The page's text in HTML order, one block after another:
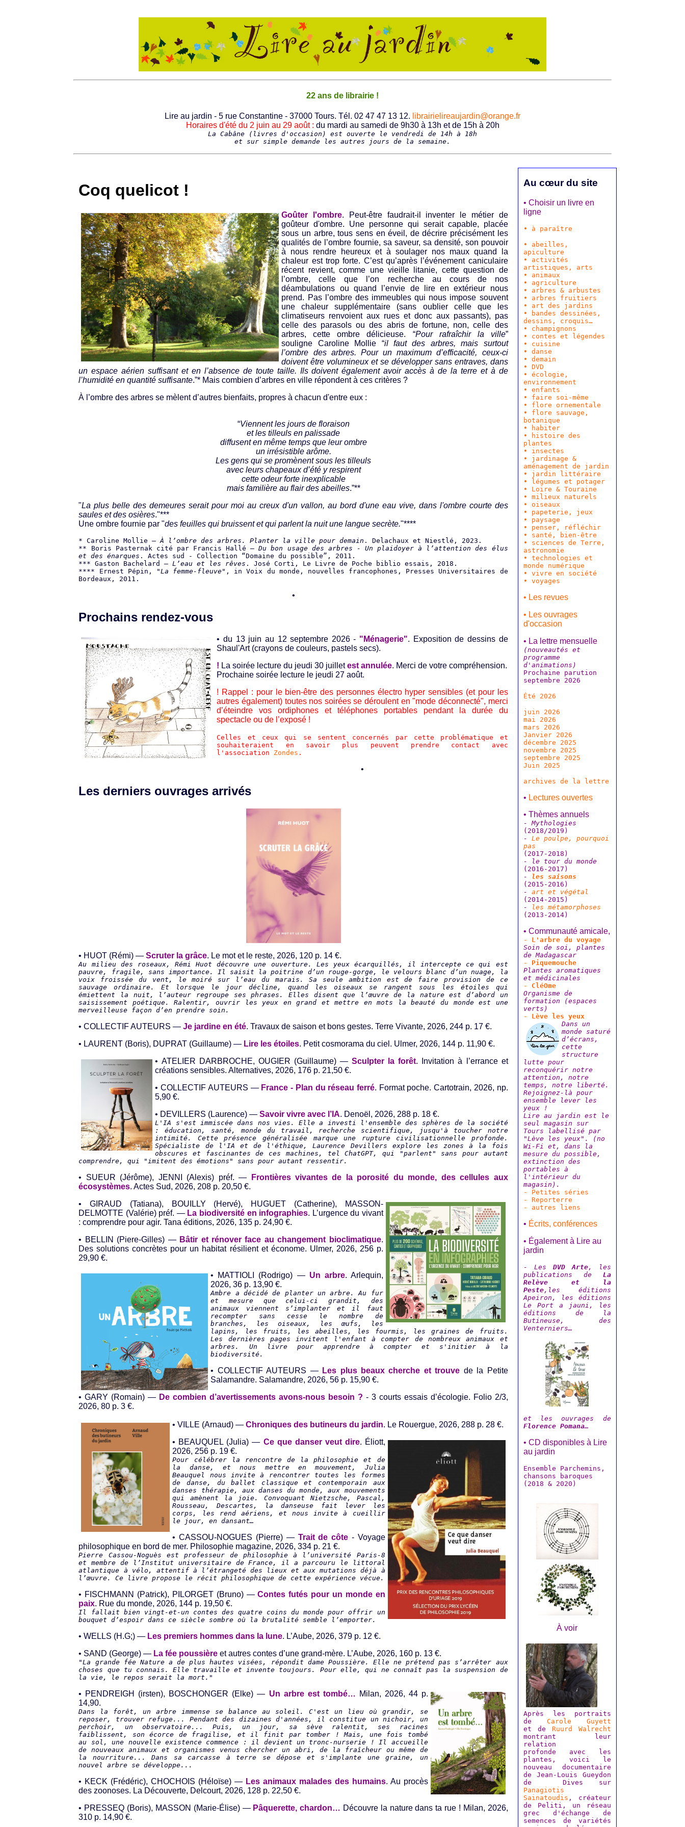
22 ans de librairie !
Lire au jardin - 5 rue Constantine - 37000 Tours. Tél. 02 47 47 13 12. librairielireaujardin@orange.fr
Horaires d'été du 2 juin au 29 août : du mardi au samedi de 9h30 à 13h et de 15h à 20h
La Cabâne (livres d'occasion) est ouverte le vendredi de 14h à 18h
et sur simple demande les autres jours de la semaine.
Au cœur du site
• Choisir un livre en
ligne
• à paraître
• abeilles,
apiculture
• activités
artistiques, arts
• animaux
• agriculture
• arbres & arbustes
• arbres fruitiers
• art des jardins
•
bandes dessinées ,
dessins, croquis…
• champignons
• contes et légendes
• cuisine
• danse
• demain
• DVD
• écologie,
environnement
• enfants
• faire soi-même
• flore ornementale
• flore sauvage,
botanique
•
habiter
•
histoire des
plantes
• insectes
• jardinage &
aménagement de jardin
• jardin littéraire
•
légumes et potager
• Loire & Touraine
• milieux naturels
• oiseaux
• papeterie, jeux
• paysage
• penser, réfléchir
• santé, bien-être
• sciences de Terre,
astronomie
• technologies et
monde numérique
• vivre en société
• voyages
• Les revues
• Les ouvrages
d'occasion
• La lettre mensuelle
(nouveautés et
programme
d'animations)
Prochaine parution
septembre 2026
Été 2026
juin 2026
mai 2026
mars 2026
Janvier 2026
décembre 2025
novembre 2025
septembre 2025
Juin 2025
archives de la lettre
• Lectures ouvertes
• Thèmes annuels
- Mythologies
(2018/2019)
- Le poulpe, pourquoi
pas
(2017-2018)
- le tour du monde
(2016-2017)
- les saisons
(2015-2016)
- art et végétal
(2014-2015)
-
les métamorphoses
(2013-2014)
• Communauté amicale,
- L'arbre du voyage
Soin de soi, plantes
de Madagascar
- Piquemouche
Plantes aromatiques
et médicinales
- CléOme
Organisme de
formation (espaces
verts)
- Lève les yeux
Dans un
monde saturé
d’écrans,
cette
structure
lutte pour
reconquérir notre
attention, notre
temps, notre liberté.
Rejoignez-là pour
ensemble lever les
yeux !
Lire au jardin est le
seul magasin sur
Tours labellisé par
"Lève les yeux". (no
Wi-Fi et, dans la
mesure du possible,
extinction des
portables à
l'intérieur du
magasin).
- Petites séries
- Reporterre
- autres liens
• Écrits, conférences
• Également à Lire au
jardin
- L es DVD Arte, les
publications de La
Relève et la
Peste,les éditions
Apeiron, les éditions
Le Port a jauni, les
éditions de la
Butineuse, des
Venterniers…
et les ouvrages de
Florence Pomana…
• CD disponibles à Lire
au jardin
Ensemble Parchemins,
chansons baroques
(2018 & 2020)
À voir
Après les portraits
de Carole Guyett
et de Ruurd Walrecht
montrant leur
relation
profonde avec les
plantes, voici le
nouveau documentaire
de Jean-Louis Gueydon
de Dives sur
Panagiotis
Sainatoudis , créateur
de Peliti, un réseau
grec d'échange de
semences de variétés
Coq quelicot !
Goûter l'ombre. Peut-être faudrait-il inventer le métier de
goûteur d'ombre. Une personne qui serait capable, placée
sous un arbre, tous sens en éveil, de décrire précisément les
qualités de l’ombre fournie, sa saveur, sa densité, son pouvoir
à nous rendre heureux et à soulager nos maux quand la
chaleur est trop forte. C’est qu’après l’événement caniculaire
récent revient, comme une vieille litanie, cette question de
l’ombre, celle que l’on recherche au cours de nos
déambulations ou quand l’envie de lire en extérieur nous
prend. Pas l’ombre des immeubles qui nous impose souvent
une chaleur supplémentaire (sans oublier celle que les
climatiseurs renvoient aux rues et donc aux passants), pas
celle des parasols ou des abris de fortune, non, celle des
arbres, cette ombre délicieuse. “Pour rafraîchir la ville”
souligne Caroline Mollie “il faut des arbres, mais surtout
l’ombre des arbres. Pour un maximum d’efficacité, ceux-ci
doivent être volumineux et se développer sans entraves, dans
un espace aérien suffisant et en l’absence de toute taille. Ils doivent également avoir accès à de la terre et à de
l’humidité en quantité suffisante.”* Mais combien d’arbres en ville répondent à ces critères ?
À l’ombre des arbres se mèlent d’autres bienfaits, propres à chacun d'entre eux :
“Viennent les jours de floraison
et les tilleuls en palissade
diffusent en même temps que leur ombre
un irrésistible arôme.
Les gens qui se promènent sous les tilleuls
avec leurs chapeaux d’été y respirent
cette odeur forte inexplicable
mais familière au flair des abeilles.”**
"La plus belle des demeures serait pour moi au creux d'un vallon, au bord d'une eau vive, dans l'ombre courte des
saules et des osières."***
Une ombre fournie par "des feuilles qui bruissent et qui parlent la nuit une langue secrète."****
* Caroline Mollie —À l’ombre des arbres. Planter la ville pour demain . Delachaux et Niestlé, 2023.
** Boris Pasternak cité par Francis Hallé —Du bon usage des arbres - Un plaidoyer à l’attention des élus
et des énarques . Actes sud - Collection “Domaine du possible”, 2011.
*** Gaston Bachelard —L’eau et les rêves . José Corti, Le Livre de Poche biblio essais, 2018.
**** Ernest Pépin, "La femme-fleuve", in Voix du monde, nouvelles francophones, Presses Universitaires de
Bordeaux, 2011.
•
Prochains rendez-vous
• du 13 juin au 12 septembre 2026 - "Ménagerie". Exposition de dessins de
Shaul'Art (crayons de couleurs, pastels secs).
! La soirée lecture du jeudi 30 juilletest annulée. Merci de votre compréhension.
Prochaine soirée lecture le jeudi 27 août.
! Rappel : pour le bien-être des personnes électro hyper sensibles (et pour les
autres également) toutes nos soirées se déroulent en "mode déconnecté", merci
d’éteindre vos ordiphones et téléphones portables pendant la durée du
spectacle ou de l’exposé !
Celles et ceux qui se sentent concernés par cette problématique et
souhaiteraient en savoir plus peuvent prendre contact avec
l'association Zondes .
•
Les derniers ouvrages arrivés
• HUOT (Rémi) —Scruter la grâce. Le mot et le reste, 2026, 120 p. 14 €.
Au milieu des roseaux, Rémi Huot découvre une ouverture. Les yeux écarquillés, il intercepte ce qui est
pauvre, fragile, sans importance. Il saisit la poitrine d’un rouge-gorge, le velours blanc d’un nuage, la
voix froissée du vent, le moiré sur l’eau du marais. Sa seule ambition est de faire provision de ce
sauvage ordinaire. Et lorsque le jour décline, quand les oiseaux se rangent sous les étoiles qui
émiettent la nuit, l’auteur regroupe ses phrases. Elles disent que l’œuvre de la nature est d’abord un
saisissement poétique. Ralentir, ouvrir les yeux en grand et mettre en mots la beauté du monde est une
merveilleuse façon d’en prendre soin.
• COLLECTIF AUTEURS —Je jardine en été. Travaux de saison et bons gestes. Terre Vivante, 2026, 244 p. 17 €.
• LAURENT (Boris), DUPRAT (Guillaume) — Lire les étoiles. Petit cosmorama du ciel. Ulmer, 2026, 144 p. 11,90 €.
• ATELIER DARBROCHE, OUGIER (Guillaume) — Sculpter la forêt. Invitation à l’errance et
créations sensibles. Alternatives, 2026, 176 p. 21,50 €.
• COLLECTIF AUTEURS — France - Plan du réseau ferré. Format poche. Cartotrain, 2026, np.
5,90 €.
• DEVILLERS (Laurence) —Savoir vivre avec l’IA. Denoël, 2026, 288 p. 18 €.
L'IA s'est immiscée dans nos vies. Elle a investi l'ensemble des sphères de la société
: éducation, santé, monde du travail, recherche scientifique, jusqu'à toucher notre
intimité. Cette présence généralisée marque une rupture civilisationnelle profonde.
Spécialiste de l'IA et de l'éthique, Laurence Devillers explore les zones à la fois
obscures et fascinantes de ces machines, tel ChatGPT, qui "parlent" sans pour autant
comprendre, qui "imitent des émotions" sans pour autant ressentir.
• SUEUR (Jérôme), JENNI (Alexis) préf. —
Frontières vivantes de la porosité du monde, des cellules aux
écosystèmes. Actes Sud, 2026, 208 p. 20,50 €.
• GIRAUD (Tatiana), BOUILLY (Hervé), HUGUET (Catherine), MASSON-
DELMOTTE (Valérie) préf. — La biodiversité en infographies. L’urgence du vivant
: comprendre pour agir. Tana éditions, 2026, 135 p. 24,90 €.
• BELLIN (Piere-Gilles) — Bâtir et rénover face au changement bioclimatique.
Des solutions concrètes pour un habitat résilient et économe. Ulmer, 2026, 256 p.
29,90 €.
• MATTIOLI (Rodrigo) — Un arbre. Arlequin,
2026, 36 p. 13,90 €.
Ambre a décidé de planter un arbre. Au fur
et mesure que celui-ci grandit, des
animaux viennent s’implanter et il faut
recompter sans cesse le nombre de
branches, les oiseaux, les œufs, les
lapins, les fruits, les abeilles, les fourmis, les graines de fruits.
Les dernières pages invitent l'enfant à compter de nombreux animaux et
arbres. Un livre pour apprendre à compter et s'initier à la
biodiversité.
• COLLECTIF AUTEURS — Les plus beaux cherche et trouve de la Petite
Salamandre. Salamandre, 2026, 56 p. 15,90 €.
• GARY (Romain) — De combien d’avertissements avons-nous besoin ? - 3 courts essais d’écologie. Folio 2/3,
2026, 80 p. 3 €.
• VILLE (Arnaud) —Chroniques des butineurs du jardin. Le Rouergue, 2026, 288 p. 28 €.
• BEAUQUEL (Julia) — Ce que danser veut dire. Éliott,
2026, 256 p. 19 €.
Pour célébrer la rencontre de la philosophie et de
la danse, et nous mettre en mouvement, Julia
Beauquel nous invite à rencontrer toutes les formes
de danse, du ballet classique et contemporain aux
danses thérapie, aux danses du monde, aux mouvements
qui amènent la joie. Convoquant Nietzsche, Pascal,
Rousseau, Descartes, la danseuse fait lever les
corps, les rend aériens, et nous invite à cueillir
le jour, en dansant…
• CASSOU-NOGUES (Pierre) — Trait de côte - Voyage
philosophique en bord de mer. Philosophie magazine, 2026, 334 p. 21 €.
Pierre Cassou-Noguès est professeur de philosophie à l’université Paris-8
et membre de l’Institut universitaire de France, il a parcouru le littoral
atlantique à vélo, attentif à l’étrangeté des lieux et aux mutations déjà à
l’œuvre. Ce livre propose le récit philosophique de cette expérience vécue.
• FISCHMANN (Patrick), PILORGET (Bruno) —Contes futés pour un monde en
paix. Rue du monde, 2026, 144 p. 19,50 €.
Il fallait bien vingt-et-un contes des quatre coins du monde pour offrir un
bouquet d’espoir dans ce siècle sombre où la brutalité semble l’emporter.
• WELLS (H.G;) — Les premiers hommes dans la lune. L’Aube, 2026, 379 p. 12 €.
• SAND (George) — La fée poussière et autres contes d’une grand-mère. L’Aube, 2026, 160 p. 13 €.
"La grande fée Nature a de plus hautes visées, répondit dame Poussière. Elle ne prétend pas s’arrêter aux
choses que tu connais. Elle travaille et invente toujours. Pour elle, qui ne connaît pas la suspension de
la vie, le repos serait la mort."
• PENDREIGH (irsten), BOSCHONGER (Elke) — Un arbre est tombé… Milan, 2026, 44 p.
14,90.
Dans la forêt, un arbre immense se balance au soleil. C'est un lieu où grandir, se
reposer, trouver refuge... Pendant des dizaines d'années, il constitue un nichoir, un
perchoir, un observatoire... Puis, un jour, sa sève ralentit, ses racines
faiblissent, son écorce de fragilise, et il finit par tomber ! Mais, une fois tombé
au sol, une nouvelle existence commence : il devient un tronc-nurserie ! Il accueille
de nouveaux animaux et organismes venus chercher un abri, de la fraîcheur ou même de
la nourriture... Dans sa carcasse à terre se dépose et s'implante une graine, un
nouvel arbre se développe...
• KECK (Frédéric), CHOCHOIS (Héloïse) — Les animaux malades des humains. Au procès
des zoonoses. La Découverte, Delcourt, 2026, 128 p. 22,50 €.
• PRESSEQ (Boris), MASSON (Marie-Élise) — Pâquerette, chardon… Découvre la nature dans ta rue ! Milan, 2026,
310 p. 14,90 €.